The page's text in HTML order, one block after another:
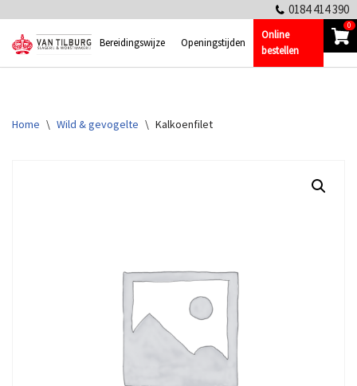
Ga
0184 414 390
Bereidingswijze Openingstijden
Online
bestellen
0
Home \ Wild & gevogelte \ Kalkoenfilet